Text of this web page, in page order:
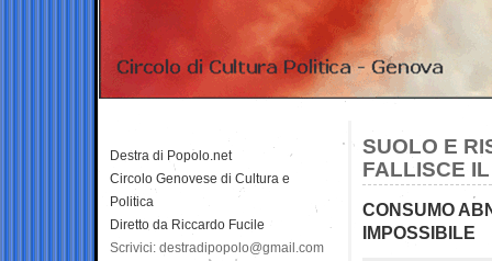
SUOLO E
FALLISCE
CONSUMO
IMPOSSIBILE
Destra di Popolo.net
Circolo Genovese di Cultura e
Politica
Diretto da Riccardo Fucile
Scrivici: destradipopolo@gmail.com